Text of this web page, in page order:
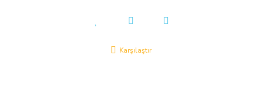
Karşılaştır